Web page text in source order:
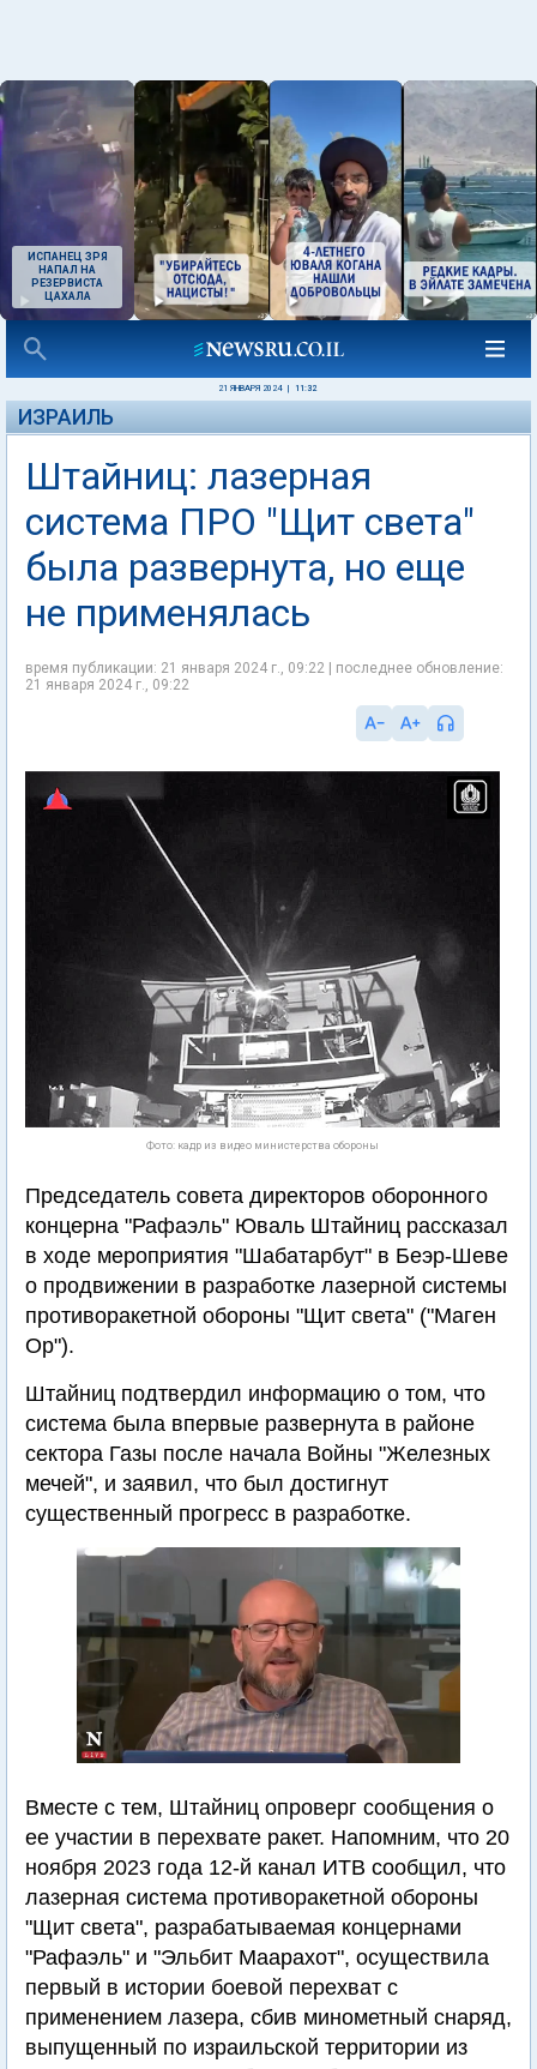
ИСПАНЕЦ ЗРЯ
НАПАЛ НА
РЕЗЕРВИСТА
ЦАХАЛА
21 ЯНВАРЯ 2024 11:32
ИЗРАИЛЬ
Штайниц: лазерная
система ПРО "Щит света"
была развернута, но еще
не применялась
время публикации: 21 января 2024 г., 09:22 | последнее обновление:
21 января 2024 г., 09:22
Фото: кадр из видео министерства обороны
Председатель совета директоров оборонного
концерна "Рафаэль" Юваль Штайниц рассказал
в ходе мероприятия "Шабатарбут" в Беэр-Шеве
о продвижении в разработке лазерной системы
противоракетной обороны "Щит света" ("Маген
Ор").
Штайниц подтвердил информацию о том, что
система была впервые развернута в районе
сектора Газы после начала Войны "Железных
мечей", и заявил, что был достигнут
существенный прогресс в разработке.
Вместе с тем, Штайниц опроверг сообщения о
ее участии в перехвате ракет. Напомним, что 20
ноября 2023 года 12-й канал ИТВ сообщил, что
лазерная система противоракетной обороны
"Щит света", разрабатываемая концернами
"Рафаэль" и "Эльбит Маарахот", осуществила
первый в истории боевой перехват с
применением лазера, сбив минометный снаряд,
выпущенный по израильской территории из